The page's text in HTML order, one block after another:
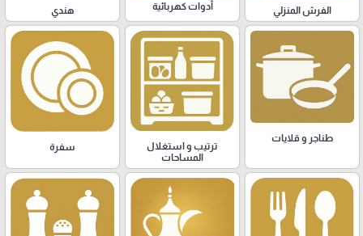
الفرش المنزلي أدوات كهربائية هندي
طناجر و قلايات
ترتيب و استغلال
المساحات
سفرة